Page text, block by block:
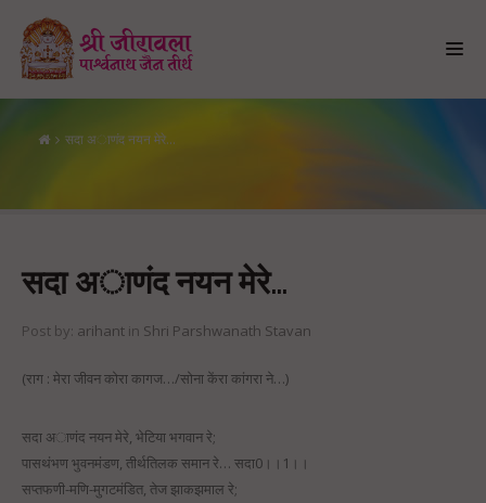
सदा अाणंद नयन मेरे…
सदा अाणंद नयन मेरे…
सदा अाणंद नयन मेरे…
Post by: arihant in Shri Parshwanath Stavan
(राग : मेरा जीवन कोरा कागज…/सोना केंरा कांगरा ने…)
सदा अाणंद नयन मेरे, भेटिया भगवान रे;
पासथंभण भुवनमंडण, तीर्थतिलक समान रे… सदा0।।1।।
सप्तफणी-मणि-मुगटमंडित, तेज झाकझमाल रे;